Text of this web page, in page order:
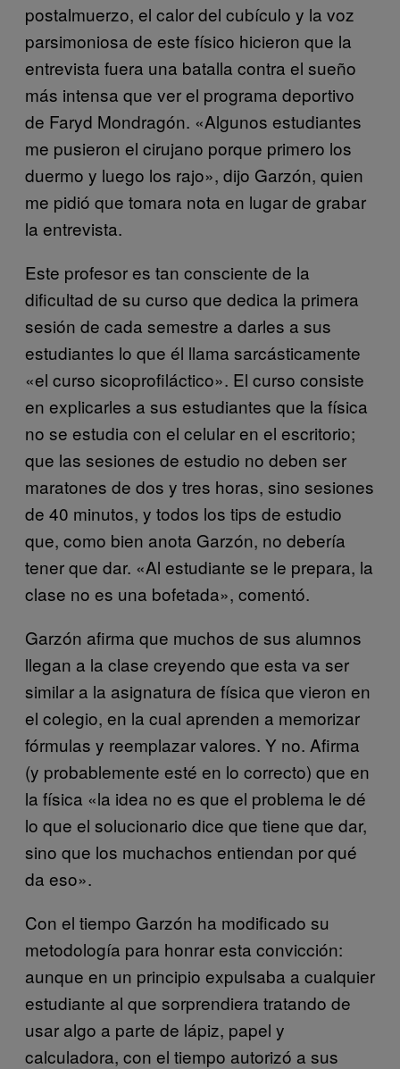
postalmuerzo, el calor del cubículo y la voz
parsimoniosa de este físico hicieron que la
entrevista fuera una batalla contra el sueño
más intensa que ver el programa deportivo
de Faryd Mondragón. «Algunos estudiantes
me pusieron el cirujano porque primero los
duermo y luego los rajo», dijo Garzón, quien
me pidió que tomara nota en lugar de grabar
la entrevista.
Este profesor es tan consciente de la
dificultad de su curso que dedica la primera
sesión de cada semestre a darles a sus
estudiantes lo que él llama sarcásticamente
«el curso sicoprofiláctico». El curso consiste
en explicarles a sus estudiantes que la física
no se estudia con el celular en el escritorio;
que las sesiones de estudio no deben ser
maratones de dos y tres horas, sino sesiones
de 40 minutos, y todos los tips de estudio
que, como bien anota Garzón, no debería
tener que dar. «Al estudiante se le prepara, la
clase no es una bofetada», comentó.
Garzón afirma que muchos de sus alumnos
llegan a la clase creyendo que esta va ser
similar a la asignatura de física que vieron en
el colegio, en la cual aprenden a memorizar
fórmulas y reemplazar valores. Y no. Afirma
(y probablemente esté en lo correcto) que en
la física «la idea no es que el problema le dé
lo que el solucionario dice que tiene que dar,
sino que los muchachos entiendan por qué
da eso».
Con el tiempo Garzón ha modificado su
metodología para honrar esta convicción:
aunque en un principio expulsaba a cualquier
estudiante al que sorprendiera tratando de
usar algo a parte de lápiz, papel y
calculadora, con el tiempo autorizó a sus